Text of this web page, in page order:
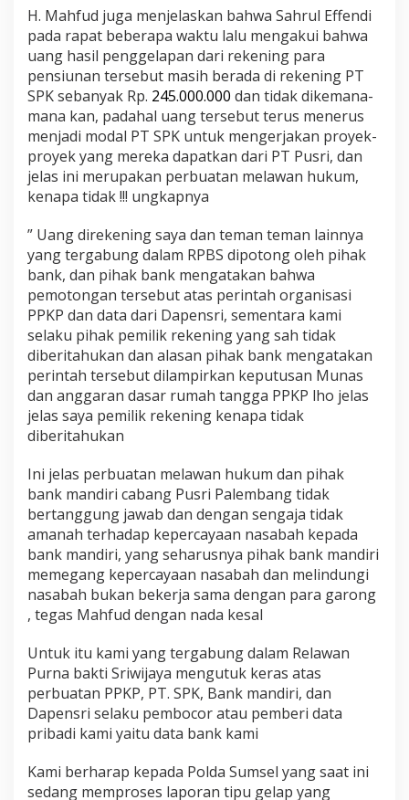
K
e
u
n
t
u
n
g
a
n
R
a
t
s
a
n
J
u
t
a
H. Mahfud juga menjelaskan bahwa Sahrul Effendi
pada rapat beberapa waktu lalu mengakui bahwa
uang hasil penggelapan dari rekening para
pensiunan tersebut masih berada di rekening PT
SPK sebanyak Rp. 245.000.000 dan tidak dikemana-
mana kan, padahal uang tersebut terus menerus
menjadi modal PT SPK untuk mengerjakan proyek-
proyek yang mereka dapatkan dari PT Pusri, dan
jelas ini merupakan perbuatan melawan hukum,
kenapa tidak !!! ungkapnya
” Uang direkening saya dan teman teman lainnya
yang tergabung dalam RPBS dipotong oleh pihak
bank, dan pihak bank mengatakan bahwa
pemotongan tersebut atas perintah organisasi
PPKP dan data dari Dapensri, sementara kami
selaku pihak pemilik rekening yang sah tidak
diberitahukan dan alasan pihak bank mengatakan
perintah tersebut dilampirkan keputusan Munas
dan anggaran dasar rumah tangga PPKP lho jelas
jelas saya pemilik rekening kenapa tidak
diberitahukan
Ini jelas perbuatan melawan hukum dan pihak
bank mandiri cabang Pusri Palembang tidak
bertanggung jawab dan dengan sengaja tidak
amanah terhadap kepercayaan nasabah kepada
bank mandiri, yang seharusnya pihak bank mandiri
memegang kepercayaan nasabah dan melindungi
nasabah bukan bekerja sama dengan para garong
, tegas Mahfud dengan nada kesal
Untuk itu kami yang tergabung dalam Relawan
Purna bakti Sriwijaya mengutuk keras atas
perbuatan PPKP, PT. SPK, Bank mandiri, dan
Dapensri selaku pembocor atau pemberi data
pribadi kami yaitu data bank kami
Kami berharap kepada Polda Sumsel yang saat ini
sedang memproses laporan tipu gelap yang